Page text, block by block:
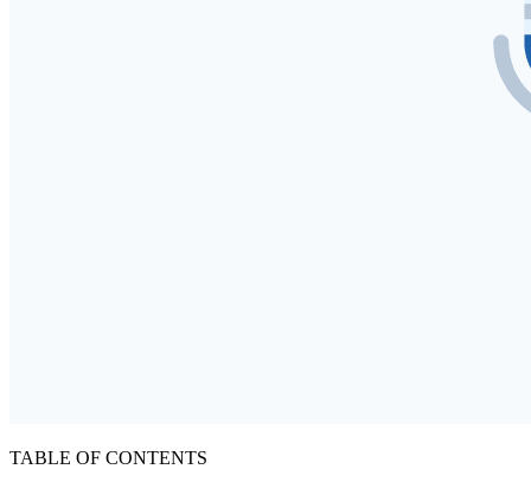
TABLE OF CONTENTS